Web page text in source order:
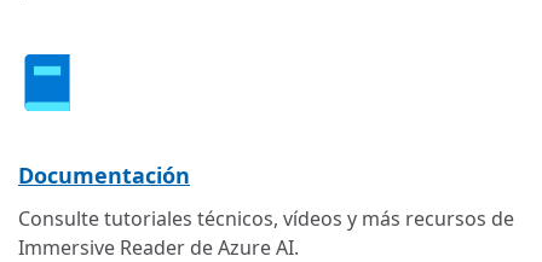
Documentación
Consulte tutoriales técnicos, vídeos y más recursos de
Immersive Reader de Azure AI.